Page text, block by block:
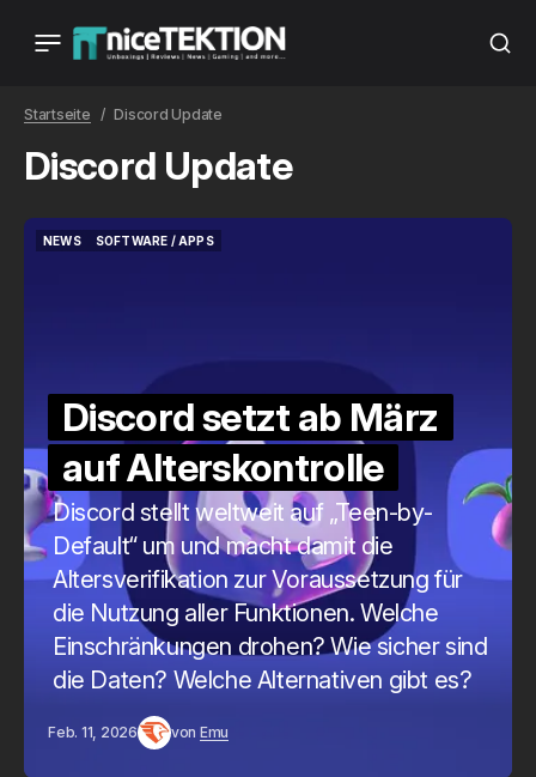
Startseite Discord Update
Discord Update
NEWS
SOFTWARE / APPS
Discord setzt ab März
auf Alterskontrolle
Discord stellt weltweit auf „Teen-by-
Default“ um und macht damit die
Altersverifikation zur Voraussetzung für
die Nutzung aller Funktionen. Welche
Einschränkungen drohen? Wie sicher sind
die Daten? Welche Alternativen gibt es?
Feb. 11, 2026 von Emu